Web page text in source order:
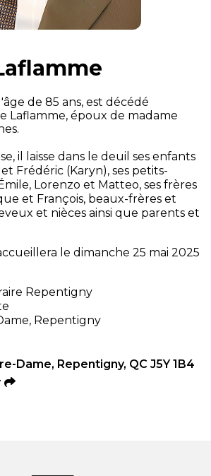
de 85 ans, est décédé
Laflamme, époux de madame
il laisse dans le deuil ses enfants
Frédéric (Karyn), ses petits-
Lorenzo et Matteo, ses frères
et François, beaux-frères et
et nièces ainsi que parents et
le dimanche 25 mai 2025
Repentigny
Repentigny
Dame, Repentigny, QC J5Y 1B4